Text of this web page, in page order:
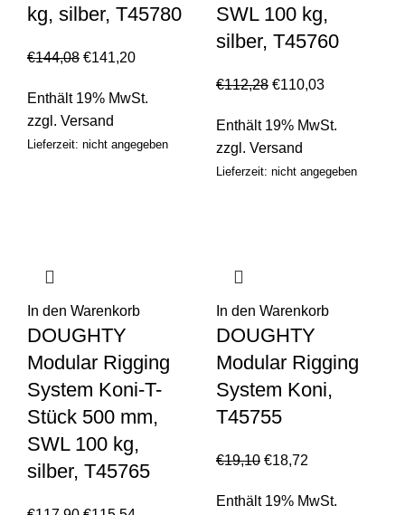
kg, silber, T45780
€144,08 €141,20
Enthält 19% MwSt.
zzgl. Versand
Lieferzeit: nicht angegeben
SWL 100 kg,
silber, T45760
€112,28 €110,03
Enthält 19% MwSt.
zzgl. Versand
Lieferzeit: nicht angegeben
In den Warenkorb
DOUGHTY
Modular Rigging
System Koni-T-
Stück 500 mm,
SWL 100 kg,
silber, T45765
In den Warenkorb
DOUGHTY
Modular Rigging
System Koni,
T45755
€19,10 €18,72
Enthält 19% MwSt.